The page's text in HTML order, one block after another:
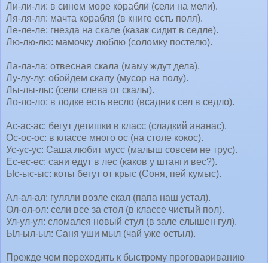
Ли-ли-ли: в синем море корабли (сели на мели).
Ля-ля-ля: мачта корабля (в книге есть поля).
Ле-ле-ле: гнезда на скале (казак сидит в седле).
Лю-лю-лю: мамочку люблю (соломку постелю).
Ла-ла-ла: отвесная скала (маму ждут дела).
Лу-лу-лу: обойдем скалу (мусор на полу).
Лы-лы-лы: (сели слева от скалы).
Ло-ло-ло: в лодке есть весло (всадник сел в седло).
Ас-ас-ас: бегут детишки в класс (сладкий ананас).
Ос-ос-ос: в классе много ос (на столе кокос).
Ус-ус-ус: Саша любит мусс (малыш совсем не трус).
Ес-ес-ес: сани едут в лес (каков у штанги вес?).
Ыс-ыс-ыс: коты бегут от крыс (Соня, пей кумыс).
Ал-ал-ал: гуляли возле скал (папа наш устал).
Ол-ол-ол: сели все за стол (в классе чистый пол).
Ул-ул-ул: сломался новый стул (в зале слышен гул).
Ыл-ыл-ыл: Саня уши мыл (чай уже остыл).
Прежде чем переходить к быстрому проговариванию